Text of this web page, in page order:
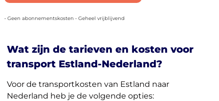
• Geen abonnementskosten • Geheel vrijblijvend
Wat zijn de tarieven en kosten voor
transport Estland-Nederland?
Voor de transportkosten van Estland naar
Nederland heb je de volgende opties: